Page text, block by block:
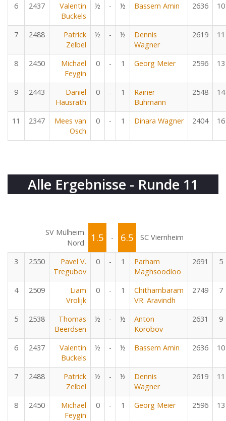
6 2437
Valentin
Buckels
½ - ½ Bassem Amin 2636 10
7 2488
Patrick
Zelbel
½ - ½
Dennis
Wagner
2619 11
8 2450
Michael
Feygin
0 - 1 Georg Meier 2596 13
9 2443
Daniel
Hausrath
0 - 1
Rainer
Buhmann
2548 14
11 2347
Mees van
Osch
0 - 1 Dinara Wagner 2404 16
Alle Ergebnisse - Runde 11
SV Mülheim
Nord
1.5 - 6.5 SC Viernheim
3 2550
Pavel V.
Tregubov
0 - 1
Parham
Maghsoodloo
2691 5
4 2509
Liam
Vrolijk
0 - 1
Chithambaram
VR. Aravindh
2749 7
5 2538
Thomas
Beerdsen
½ - ½
Anton
Korobov
2631 9
6 2437
Valentin
Buckels
½ - ½ Bassem Amin 2636 10
7 2488
Patrick
Zelbel
½ - ½
Dennis
Wagner
2619 11
8 2450
Michael
Feygin
0 - 1 Georg Meier 2596 13